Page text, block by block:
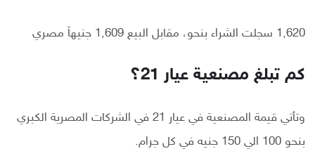
1,620 سجلت الشراء بنحو، مقابل البيع 1,609 جنيهاَ مصري
كم تبلغ مصنعية عيار 21؟
وتأتي قيمة المصنعية في عيار 21 في الشركات المصرية الكبري
بنحو 100 الي 150 جنيه في كل جرام.